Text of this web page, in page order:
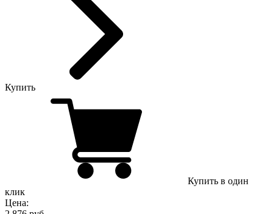
Купить
Купить в один
клик
Цена: